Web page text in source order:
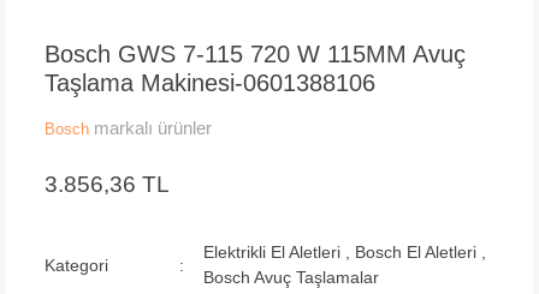
Bosch GWS 7-115 720 W 115MM Avuç
Taşlama Makinesi-0601388106
Bosch markalı ürünler
3.856,36 TL
Kategori
Elektrikli El Aletleri Bosch El Aletleri
Bosch Avuç Taşlamalar